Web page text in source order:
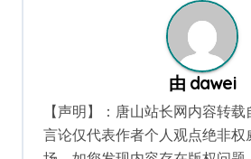
由 dawei
【声明】：唐山站长网内容转
言论仅代表作者个人观点绝非权